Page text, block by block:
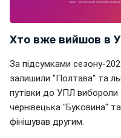
Хто вже вийшов в
За підсумками сезону-
залишили "Полтава" та
путівки до УПЛ вибороли
чернівецька "Буковина"
фінішував другим.